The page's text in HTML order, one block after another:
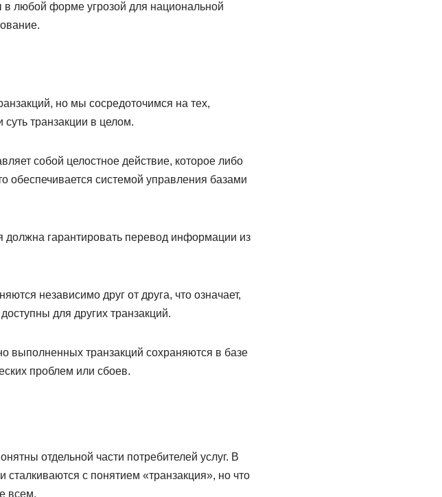
в любой форме угрозой для национальной
но мы сосредоточимся на тех,
транзакции в целом.
собой целостное действие, которое либо
обеспечивается системой управления базами
должна гарантировать перевод информации из
независимо друг от друга, что означает,
для других транзакций.
выполненных транзакций сохраняются в базе
проблем или сбоев.
отдельной части потребителей услуг. В
с понятием «транзакция», но что
всем.